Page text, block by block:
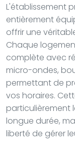
L'établissement
entièrement
offrir une
Chaque
complète avec
micro-ondes,
permettant de
vos horaires.
particulièrement
longue durée,
liberté de gérer